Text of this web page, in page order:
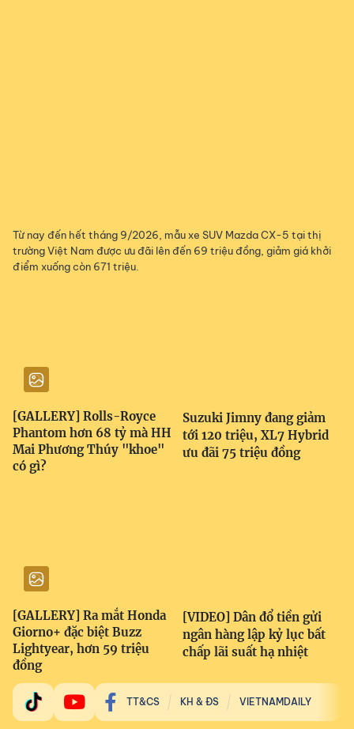
Từ nay đến hết tháng 9/2026, mẫu xe SUV Mazda CX-5 tại thị
trường Việt Nam được ưu đãi lên đến 69 triệu đồng, giảm giá khởi
điểm xuống còn 671 triệu.
[GALLERY] Rolls-Royce
Phantom hơn 68 tỷ mà HH
Mai Phương Thúy "khoe"
có gì?
Suzuki Jimny đang giảm
tới 120 triệu, XL7 Hybrid
ưu đãi 75 triệu đồng
[GALLERY] Ra mắt Honda
Giorno+ đặc biệt Buzz
Lightyear, hơn 59 triệu
đồng
[VIDEO] Dân đổ tiền gửi
ngân hàng lập kỷ lục bất
chấp lãi suất hạ nhiệt
TT&CS KH & ĐS VIETNAMDAILY